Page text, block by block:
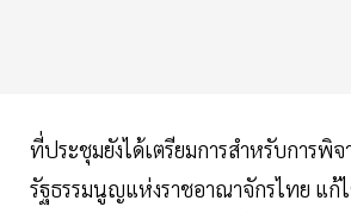
ที่ประชุมยังได้เตรียมการสำหรับการพิจ
รัฐธรรมนูญแห่งราชอาณาจักรไทย แก้